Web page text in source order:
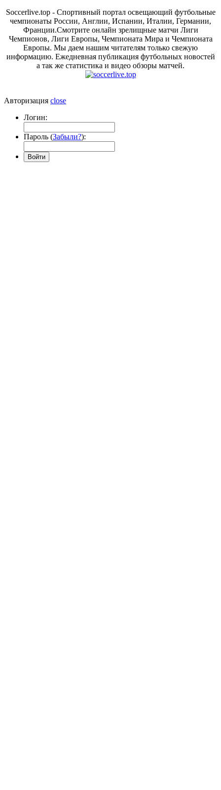
Soccerlive.top - Спортивный портал освещающий футбольные
чемпионаты России, Англии, Испании, Италии, Германии,
Франции.Смотрите онлайн зрелищные матчи Лиги
Чемпионов, Лиги Европы, Чемпионата Мира и Чемпионата
Европы. Мы даем нашим читателям только свежую
информацию. Ежедневная публикация футбольных новостей
а так же статистика и видео обзоры матчей.
Авторизация close
Логин:
Пароль (Забыли?):
Войти